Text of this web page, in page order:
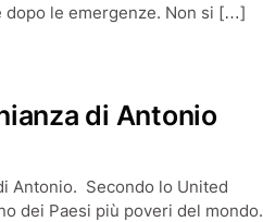
dopo le emergenze. Non si […]
di Antonio
Antonio. Secondo lo United
dei Paesi più poveri del mondo.